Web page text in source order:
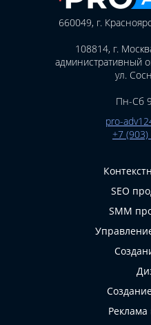
660049, г.
108814, г.
административный
ул.
Пн-Сб
pro-
+7
SEO
SMM
Реклама